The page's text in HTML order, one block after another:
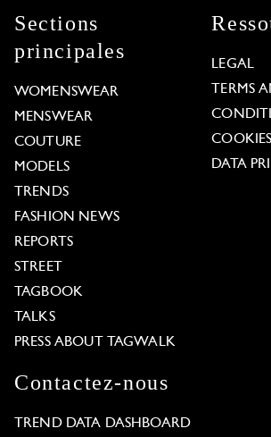
Sections
principales
WOMENSWEAR
MENSWEAR
COUTURE
MODELS
TRENDS
FASHION NEWS
REPORTS
STREET
TAGBOOK
TALKS
PRESS ABOUT TAGWALK
LEGAL
TERMS
DATA
Contactez-nous
TREND DATA DASHBOARD